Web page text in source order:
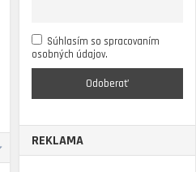
Súhlasím so spracovaním
osobných údajov.
REKLAMA